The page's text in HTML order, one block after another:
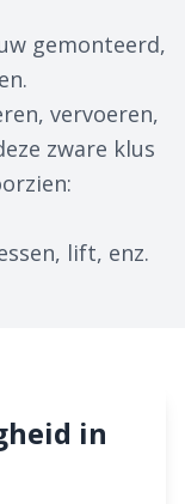
gemonteerd,
vervoeren,
zware klus
lift, enz.
in